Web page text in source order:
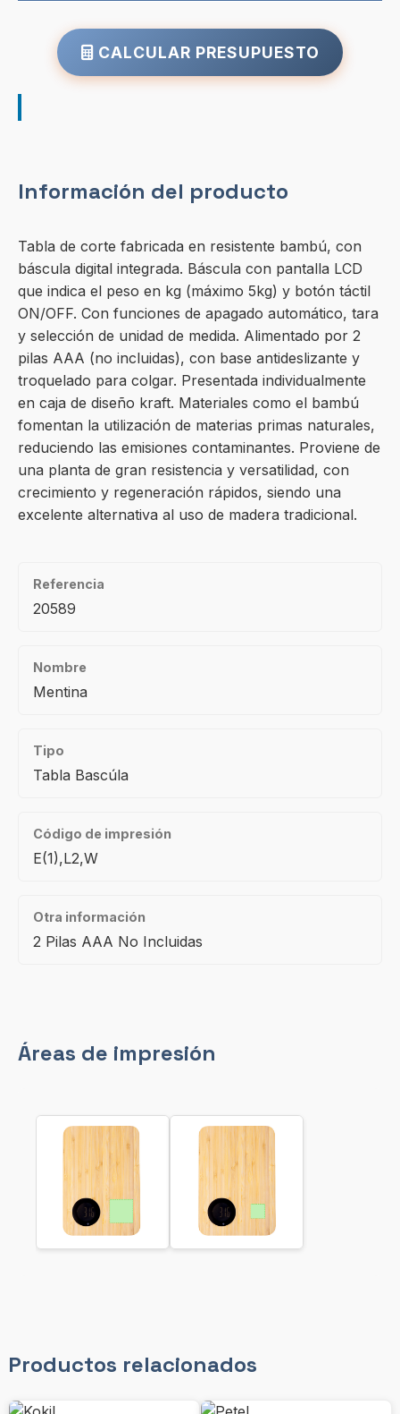
CALCULAR PRESUPUESTO
Información del producto
Tabla de corte fabricada en resistente bambú, con
báscula digital integrada. Báscula con pantalla LCD
que indica el peso en kg (máximo 5kg) y botón táctil
ON/OFF. Con funciones de apagado automático, tara
y selección de unidad de medida. Alimentado por 2
pilas AAA (no incluidas), con base antideslizante y
troquelado para colgar. Presentada individualmente
en caja de diseño kraft. Materiales como el bambú
fomentan la utilización de materias primas naturales,
reduciendo las emisiones contaminantes. Proviene de
una planta de gran resistencia y versatilidad, con
crecimiento y regeneración rápidos, siendo una
excelente alternativa al uso de madera tradicional.
Referencia
20589
Nombre
Mentina
Tipo
Tabla Bascúla
Código de impresión
E(1),L2,W
Otra información
2 Pilas AAA No Incluidas
Áreas de impresión
Productos relacionados